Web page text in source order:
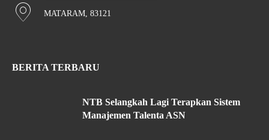
MATARAM, 83121
BERITA TERBARU
NTB Selangkah Lagi Terapkan Sistem
Manajemen Talenta ASN